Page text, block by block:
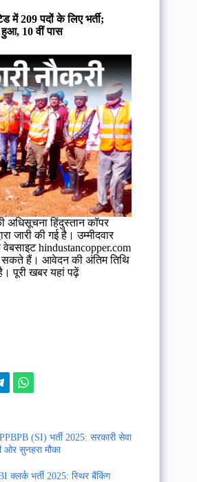
में 209 पदों के लिए भर्ती;
10 वीं पास
अधिसूचना हिंदुस्तान कॉपर
जारी की गई है। उम्मीदवार
hindustancopper.com
हैं। आवेदन की अंतिम तिथि
पूरी खबर यहां पढ़ें
(SI) भर्ती 2025: सरकारी सेवा
ओर सुनहरा मौका
क्लर्क भर्ती 2025: स्थिर बैंकिंग